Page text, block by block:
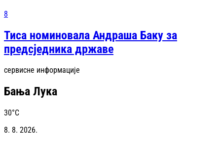
8
Тиса номиновала Андраша Баку за
предсједника државе
сервисне информације
Бања Лука
30°C
8. 8. 2026.